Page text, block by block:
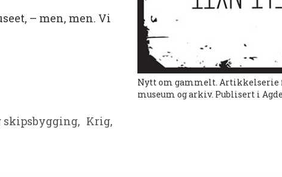
– men, men. Vi
skipsbygging, Krig,
Nytt om gammelt. Artikkelserie
museum og arkiv. Publisert i